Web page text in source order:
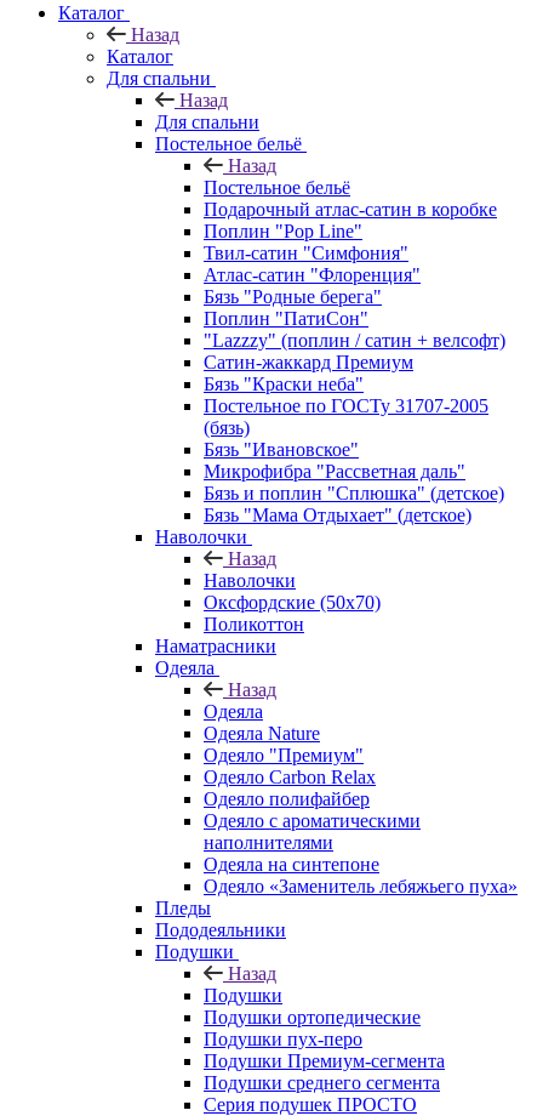
Каталог
Назад
Каталог
Для спальни
Назад
Для спальни
Постельное бельё
Назад
Постельное бельё
Подарочный атлас-сатин в коробке
Поплин "Pop Line"
Твил-сатин "Симфония"
Атлас-сатин "Флоренция"
Бязь "Родные берега"
Поплин "ПатиСон"
"Lazzzy" (поплин / сатин + велсофт)
Сатин-жаккард Премиум
Бязь "Краски неба"
Постельное по ГОСТу 31707-2005
(бязь)
Бязь "Ивановское"
Микрофибра "Рассветная даль"
Бязь и поплин "Сплюшка" (детское)
Бязь "Мама Отдыхает" (детское)
Наволочки
Назад
Наволочки
Оксфордские (50х70)
Поликоттон
Наматрасники
Одеяла
Назад
Одеяла
Одеяла Nature
Одеяло "Премиум"
Одеяло Carbon Relax
Одеяло полифайбер
Одеяло с ароматическими
наполнителями
Одеяла на синтепоне
Одеяло «Заменитель лебяжьего пуха»
Пледы
Пододеяльники
Подушки
Назад
Подушки
Подушки ортопедические
Подушки пух-перо
Подушки Премиум-сегмента
Подушки среднего сегмента
Серия подушек ПРОСТО